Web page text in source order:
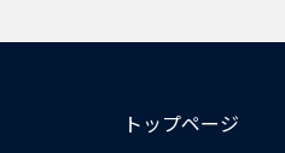
トップページ